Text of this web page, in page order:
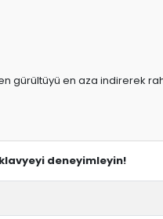
gürültüyü en aza indirerek
deneyimleyin!